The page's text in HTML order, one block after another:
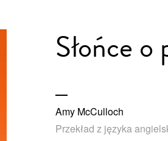
Słońce o
Amy McCulloch
Przekład z języka